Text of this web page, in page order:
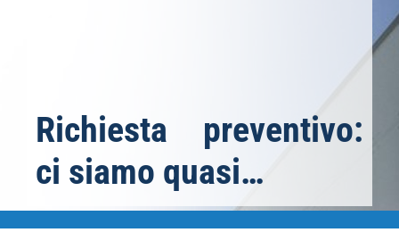
Richiesta preventivo:
ci siamo quasi…